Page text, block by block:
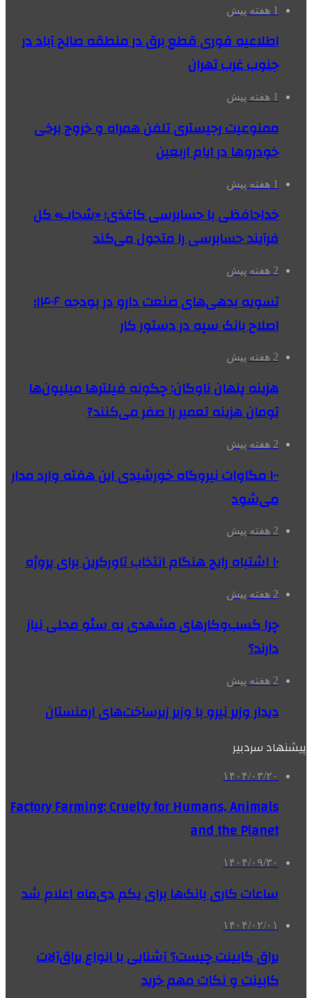
1 هفته پیش
اطلاعیه فوری قطع برق در منطقه صالح آباد در
جنوب غرب تهران
1 هفته پیش
ممنوعیت رجیستری تلفن همراه و خروج برخی
خودروها در ایام اربعین
1 هفته پیش
خداحافظی با حسابرسی کاغذی؛ «شحاب» کل
فرآیند حسابرسی را متحول می‌کند
2 هفته پیش
تسویه بدهی‌های صنعت دارو در بودجه ۱۴۰۶؛
اصلاح بانک سپه در دستور کار
2 هفته پیش
هزینه پنهان ناوگان: چگونه فیلترها میلیون‌ها
تومان هزینه تعمیر را صفر می‌کنند?
2 هفته پیش
۱۰۰ مگاوات نیروگاه‌ خورشیدی این هفته وارد مدار
می‌شود
2 هفته پیش
۱۰ اشتباه رایج هنگام انتخاب تاورکرین برای پروژه
2 هفته پیش
چرا کسب‌وکارهای مشهدی به سئو محلی نیاز
دارند؟
2 هفته پیش
دیدار وزیر نیرو با وزیر زیرساخت‌های ارمنستان
پیشنهاد سردبیر
۱۴۰۴/۰۳/۲۰
Factory Farming: Cruelty for Humans, Animals
and the Planet
۱۴۰۴/۰۹/۳۰
ساعات کاری بانک‌ها برای یکم دی‌ماه اعلام شد
۱۴۰۴/۰۲/۰۱
یراق کابینت چیست؟ آشنایی با انواع یراق‌آلات
کابینت و نکات مهم خرید